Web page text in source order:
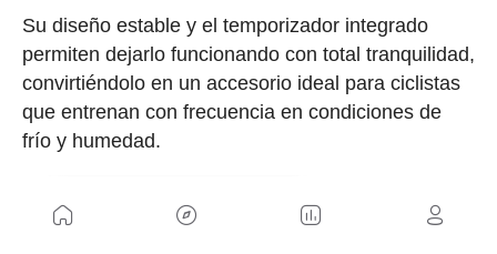
Su diseño estable y el temporizador integrado
permiten dejarlo funcionando con total tranquilidad,
convirtiéndolo en un accesorio ideal para ciclistas
que entrenan con frecuencia en condiciones de
frío y humedad.